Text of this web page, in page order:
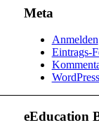
Meta
Anmelden
Eintrags-
eEducation